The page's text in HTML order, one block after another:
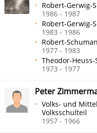
Robert-Gerwig-
1986 - 1987
Robert-Gerwig-
1983 - 1986
Robert-
1977 - 1983
Theodor-Heuss-
1973 - 1977
Peter
Volks- und
Volksschulteil
1957 - 1966